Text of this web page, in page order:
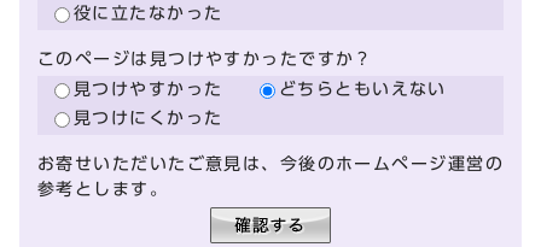
役に立たなかった
このページは見つけやすかったですか？
見つけやすかった
どちらともいえない
見つけにくかった
お寄せいただいたご意見は、今後のホームページ運営の
参考とします。